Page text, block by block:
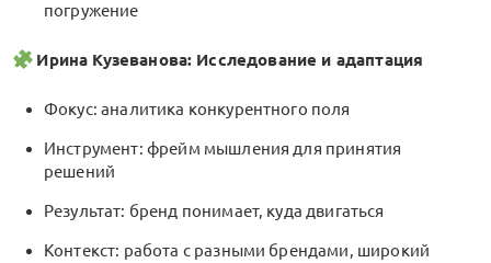
погружение
Ирина Кузеванова: Исследование и адаптация
Фокус: аналитика конкурентного поля
Инструмент: фрейм мышления для принятия
решений
Результат: бренд понимает, куда двигаться
Контекст: работа с разными брендами, широкий